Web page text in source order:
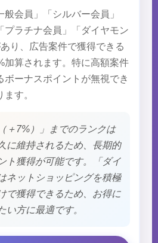
会員」「シルバー会員」
プラチナ会員」「ダイヤモン
り、広告案件で獲得できる
加算されます。特に高額案件
ボーナスポイントが無視でき
す。
＋7%）」までのランクは
に維持されるため、長期的
ト獲得が可能です。「ダイ
ネットショッピングを積極
で獲得できるため、お得に
い方に最適です。